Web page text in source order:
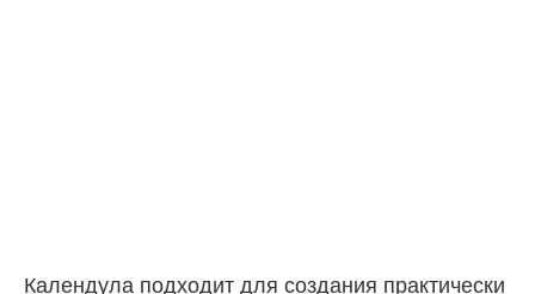
Календула подходит для создания практически